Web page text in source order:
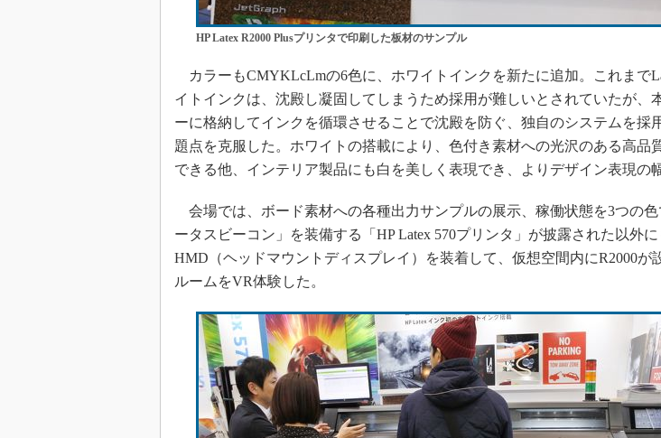
HP Latex R2000 Plusプリンタで印刷した板材のサンプル
カラーもCMYKLcLmの6色に、ホワイトインクを新たに追加。これまで
イトインクは、沈殿し凝固してしまうため採用が難しいとされていたが、
ーに格納してインクを循環させることで沈殿を防ぐ、独自のシステムを採
題点を克服した。ホワイトの搭載により、色付き素材への光沢のある高品
できる他、インテリア製品にも白を美しく表現でき、よりデザイン表現の
会場では、ボード素材への各種出力サンプルの展示、稼働状態を3つの色
ータスビーコン」を装備する「HP Latex 570プリンタ」が披露された以外
HMD（ヘッドマウントディスプレイ）を装着して、仮想空間内にR2000が
ルームをVR体験した。